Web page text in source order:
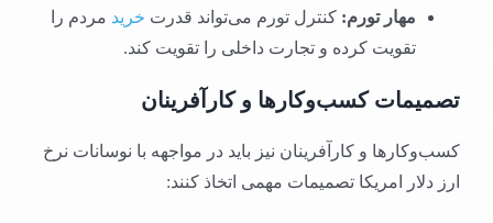
مهار تورم: کنترل تورم می‌تواند قدرت خرید مردم را
تقویت کرده و تجارت داخلی را تقویت کند.
تصمیمات کسب‌وکارها و کارآفرینان
کسب‌وکارها و کارآفرینان نیز باید در مواجهه با نوسانات نرخ
ارز دلار امریکا تصمیمات مهمی اتخاذ کنند: